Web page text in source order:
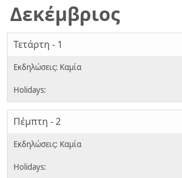
Δεκέμβριος
Τετάρτη - 1
Πέμπτη - 2